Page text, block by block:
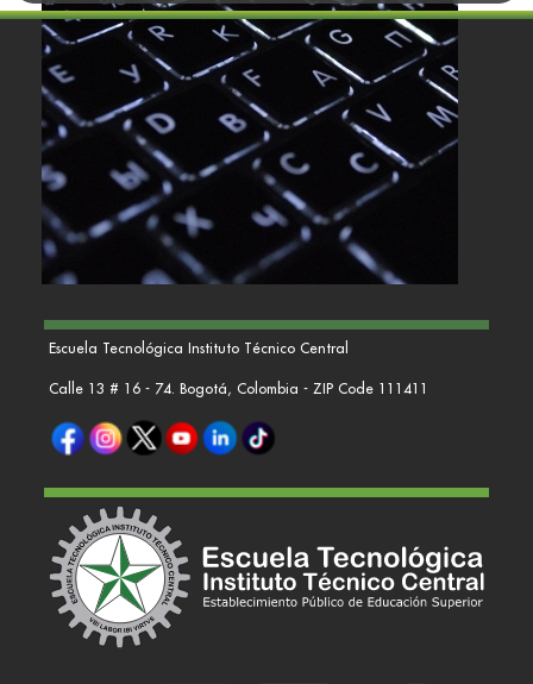
Escuela Tecnológica Instituto Técnico Central
Calle 13 # 16 - 74. Bogotá, Colombia - ZIP Code 111411